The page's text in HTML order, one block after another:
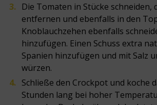
Die Tomaten in Stücke schneiden,
entfernen und ebenfalls in den
Knoblauchzehen ebenfalls
hinzufügen. Einen Schuss extra
Spanien hinzufügen und mit Salz
würzen.
Schließe den Crockpot und koche
Stunden lang bei hoher